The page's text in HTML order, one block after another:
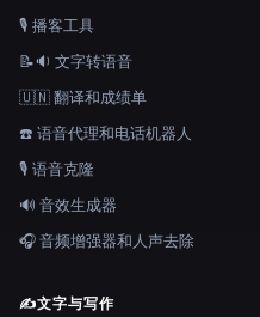
🎙️ 播客工具
📝🔉 文字转语音
🇺🇳 翻译和成绩单
☎️ 语音代理和电话机器人
🎙️ 语音克隆
🔊 音效生成器
🎧 音频增强器和人声去除
✍️文字与写作